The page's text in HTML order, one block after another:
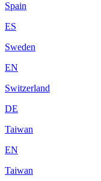
Spain
ES
Sweden
EN
Switzerland
DE
Taiwan
EN
Taiwan